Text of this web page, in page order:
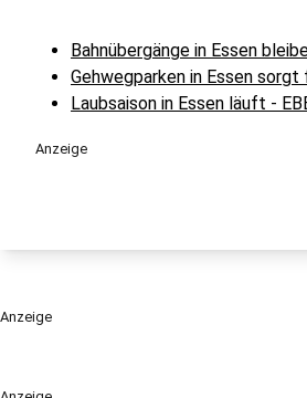
Bahnübergänge in Essen
Gehwegparken in Essen sorgt
Laubsaison in Essen läuft -
Anzeige
Anzeige